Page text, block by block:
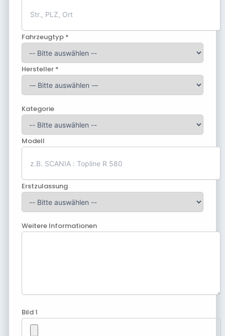
Fahrzeugtyp *
Hersteller *
Kategorie
Modell
Erstzulassung
Weitere Informationen
Bild 1